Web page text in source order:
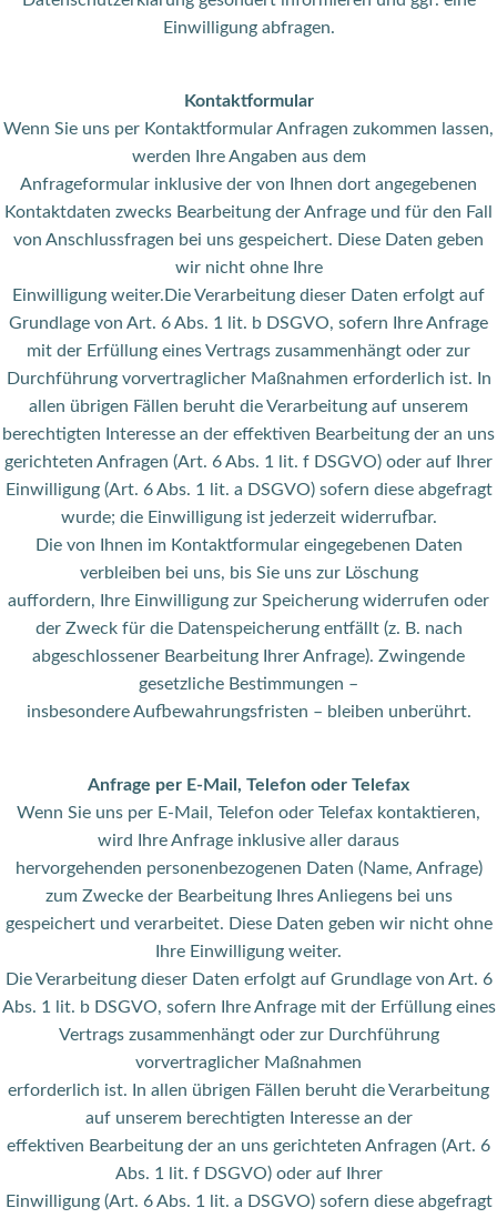
Einwilligung abfragen.
Kontaktformular
Wenn Sie uns per Kontaktformular Anfragen zukommen lassen,
werden Ihre Angaben aus dem
Anfrageformular inklusive der von Ihnen dort angegebenen
Kontaktdaten zwecks Bearbeitung der Anfrage und für den Fall
von Anschlussfragen bei uns gespeichert. Diese Daten geben
wir nicht ohne Ihre
Einwilligung weiter.Die Verarbeitung dieser Daten erfolgt auf
Grundlage von Art. 6 Abs. 1 lit. b DSGVO, sofern Ihre Anfrage
mit der Erfüllung eines Vertrags zusammenhängt oder zur
Durchführung vorvertraglicher Maßnahmen erforderlich ist. In
allen übrigen Fällen beruht die Verarbeitung auf unserem
berechtigten Interesse an der effektiven Bearbeitung der an uns
gerichteten Anfragen (Art. 6 Abs. 1 lit. f DSGVO) oder auf Ihrer
Einwilligung (Art. 6 Abs. 1 lit. a DSGVO) sofern diese abgefragt
wurde; die Einwilligung ist jederzeit widerrufbar.
Die von Ihnen im Kontaktformular eingegebenen Daten
verbleiben bei uns, bis Sie uns zur Löschung
auffordern, Ihre Einwilligung zur Speicherung widerrufen oder
der Zweck für die Datenspeicherung entfällt (z. B. nach
abgeschlossener Bearbeitung Ihrer Anfrage). Zwingende
gesetzliche Bestimmungen –
insbesondere Aufbewahrungsfristen – bleiben unberührt.
Anfrage per E-Mail, Telefon oder Telefax
Wenn Sie uns per E-Mail, Telefon oder Telefax kontaktieren,
wird Ihre Anfrage inklusive aller daraus
hervorgehenden personenbezogenen Daten (Name, Anfrage)
zum Zwecke der Bearbeitung Ihres Anliegens bei uns
gespeichert und verarbeitet. Diese Daten geben wir nicht ohne
Ihre Einwilligung weiter.
Die Verarbeitung dieser Daten erfolgt auf Grundlage von Art. 6
Abs. 1 lit. b DSGVO, sofern Ihre Anfrage mit der Erfüllung eines
Vertrags zusammenhängt oder zur Durchführung
vorvertraglicher Maßnahmen
erforderlich ist. In allen übrigen Fällen beruht die Verarbeitung
auf unserem berechtigten Interesse an der
effektiven Bearbeitung der an uns gerichteten Anfragen (Art. 6
Abs. 1 lit. f DSGVO) oder auf Ihrer
Einwilligung (Art. 6 Abs. 1 lit. a DSGVO) sofern diese abgefragt